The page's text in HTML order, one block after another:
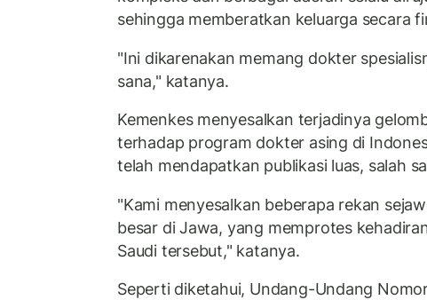
sehingga memberatkan keluarga secara
"Ini dikarenakan memang dokter
sana," katanya.
Kemenkes menyesalkan terjadinya
terhadap program dokter asing di
telah mendapatkan publikasi luas, salah
"Kami menyesalkan beberapa rekan
besar di Jawa, yang memprotes
Saudi tersebut," katanya.
Seperti diketahui, Undang-Undang